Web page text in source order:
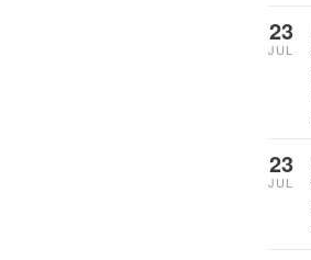
23
JUL
23
JUL